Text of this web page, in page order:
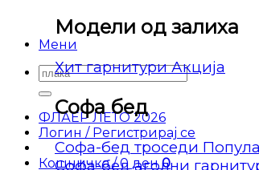
Мени
Барај
за:
ФЛАЕР ЛЕТО 2026
Логин / Регистрирај се
Кошничка /0 ден 0
Модели од залиха
Хит гарнитури
Софа бед
Софа-бед троседи
Софа-бед аголни